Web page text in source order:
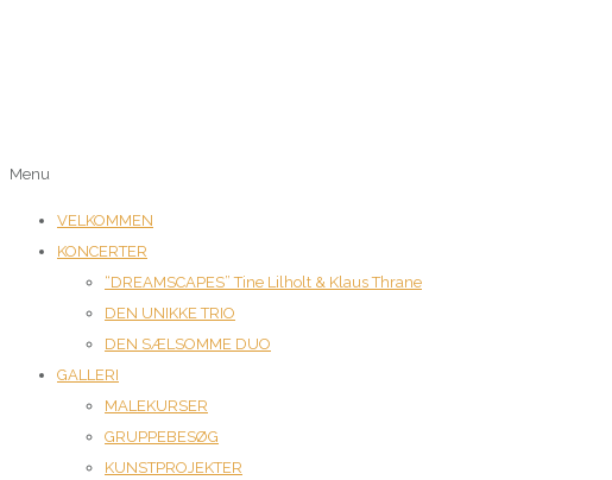
Menu
VELKOMMEN
KONCERTER
“DREAMSCAPES” Tine Lilholt & Klaus Thrane
DEN UNIKKE TRIO
DEN SÆLSOMME DUO
GALLERI
MALEKURSER
GRUPPEBESØG
KUNSTPROJEKTER